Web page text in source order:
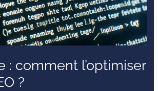
: comment l’optimiser
?